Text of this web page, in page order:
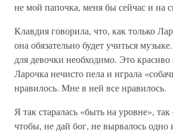
не мой папочка, меня бы сейчас и на
Клавдия говорила, что, как только
она обязательно будет учиться
для девочки необходимо. Это
Ларочка нечисто пела и играла
нравилось. Мне в ней все нравилось.
Я так старалась «быть на уровне», так
чтобы, не дай бог, не вырвалось одно